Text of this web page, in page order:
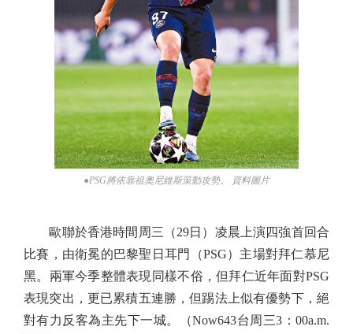
●PSG將依靠祖奧尼維斯策動攻勢。 資料圖片
歐聯於香港時間周三（29日）凌晨上演四強首回合
比賽，由衛冕的巴黎聖日耳門（PSG）主場對拜仁慕尼
黑。兩軍今季整體表現同樣不俗，但拜仁近年面對PSG
表現突出，更已累積五連勝，但踢法上似有優勢下，絕
對有力反客為主先下一城。（Now643台周三3：00a.m.